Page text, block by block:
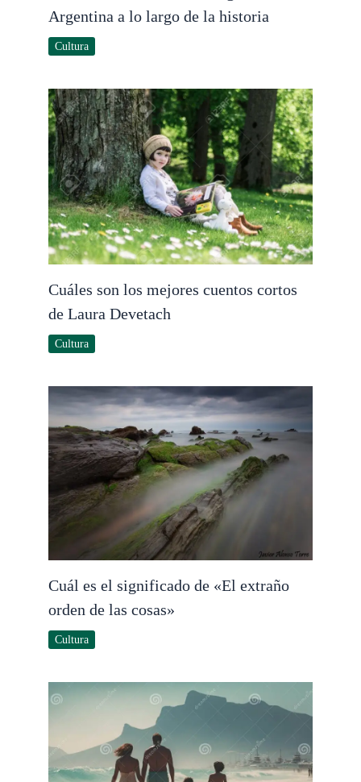
Argentina a lo largo de la historia
Cultura
Cuáles son los mejores cuentos cortos
de Laura Devetach
Cultura
Cuál es el significado de «El extraño
orden de las cosas»
Cultura